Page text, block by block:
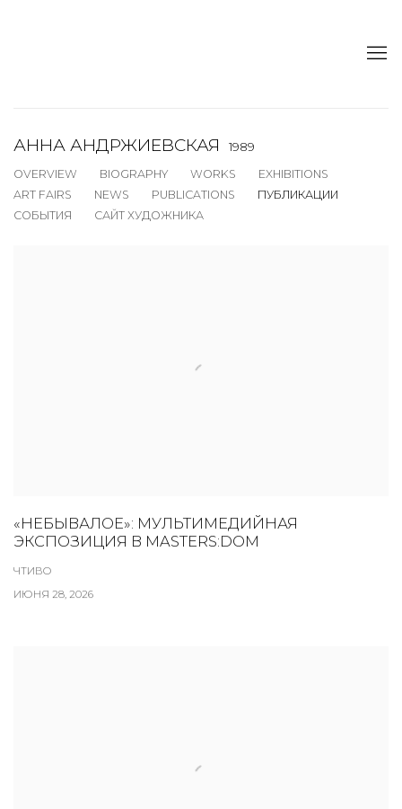
АННА АНДРЖИЕВСКАЯ
1989
OVERVIEW
BIOGRAPHY WORKS
EXHIBITIONS
ART FAIRS
NEWS PUBLICATIONS
ПУБЛИКАЦИИ
СОБЫТИЯ
САЙТ ХУДОЖНИКА
«НЕБЫВАЛОЕ»: МУЛЬТИМЕДИЙНАЯ
ЭКСПОЗИЦИЯ В MASTERS:DOM
ЧТИВО
ИЮНЯ 28, 2026